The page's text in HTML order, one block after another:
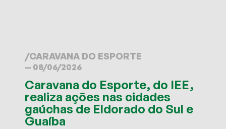
/CARAVANA DO ESPORTE
— 08/06/2026
Caravana do Esporte, do IEE,
realiza ações nas cidades
gaúchas de Eldorado do Sul e
Guaíba